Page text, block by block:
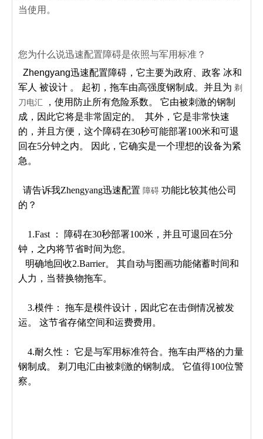
当使用。
您为什么说迅速配置障碍是依照与军用标准？
Zhengyang迅速配置障碍，它主要为政府、政客 冰和
军人 被设计 。 起初，拖车由高强度钢制成。并且为 剃
刀电汇
，使用防止所有危险系数。 它由被刺激的钢制
成，因此它将是非常固定的。 其外，它是非常快速
的，并且方便，这个障碍在30秒可能部署100米和可退
回在5分钟之内。 因此，它确实是一个理想的设备为紧
急。
请告诉我Zhengyang迅速配置 障碍 功能比较其他公司
的？
1.Fast ： 障碍在30秒部署100米，并且可退回在5分
钟，之内将节省时间为您。
明确地回收2.Barrier。 其自动与图画功能储蓄时间和
人力，当替换物拖车。
3.模件： 拖车是模件设计，因此它在击倒情况被发
运。 这节省存储空间和运费费用。
4.耐久性： 它是与军用标准符合。拖车由严格的力量
钢制成。 剃刀电汇由被刺激的钢制成。 它值得100位警
察。